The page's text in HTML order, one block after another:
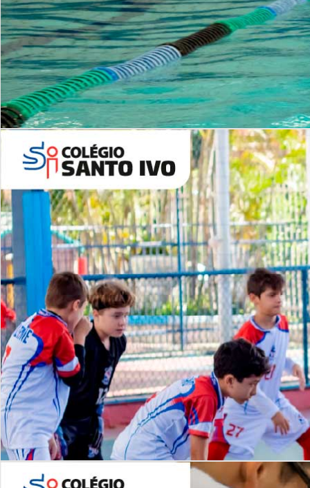
Período Integral | Saiba mais
Desafios | Saiba mais
INSTITUCIONAL
Lista de vídeos
NOSSOCANAL